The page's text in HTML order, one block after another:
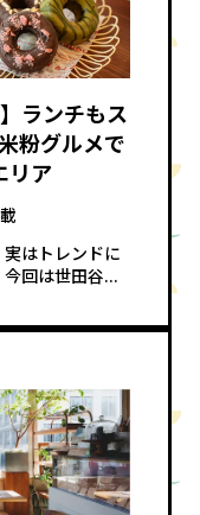
ランチもス
粉グルメで
リア
はトレンドに
回は世田谷...